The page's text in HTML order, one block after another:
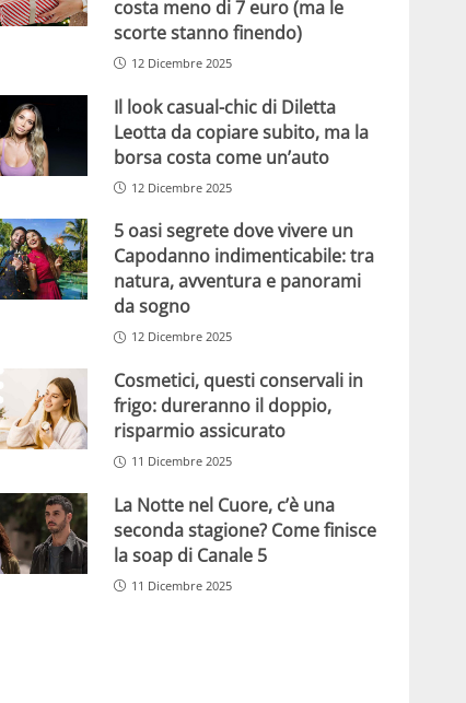
costa meno di 7 euro (ma le
scorte stanno finendo)
12 Dicembre 2025
Il look casual-chic di Diletta
Leotta da copiare subito, ma la
borsa costa come un’auto
12 Dicembre 2025
5 oasi segrete dove vivere un
Capodanno indimenticabile: tra
natura, avventura e panorami
da sogno
12 Dicembre 2025
Cosmetici, questi conservali in
frigo: dureranno il doppio,
risparmio assicurato
11 Dicembre 2025
La Notte nel Cuore, c’è una
seconda stagione? Come finisce
la soap di Canale 5
11 Dicembre 2025